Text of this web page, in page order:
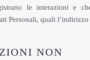
le interazioni e
Personali, quali l’indirizzo
NON